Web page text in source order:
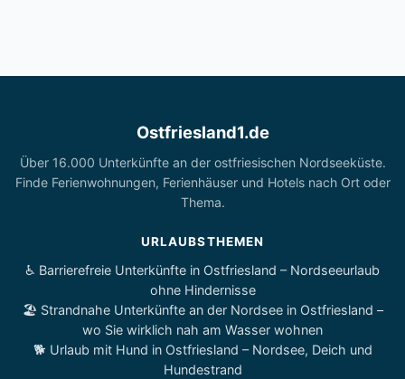
Ostfriesland1.de
Über 16.000 Unterkünfte an der ostfriesischen Nordseeküste.
Finde Ferienwohnungen, Ferienhäuser und Hotels nach Ort oder
Thema.
URLAUBSTHEMEN
♿ Barrierefreie Unterkünfte in Ostfriesland – Nordseeurlaub
ohne Hindernisse
🏖️ Strandnahe Unterkünfte an der Nordsee in Ostfriesland –
wo Sie wirklich nah am Wasser wohnen
🐕 Urlaub mit Hund in Ostfriesland – Nordsee, Deich und
Hundestrand